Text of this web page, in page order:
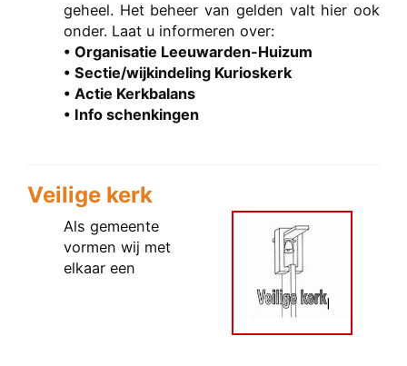
geheel. Het beheer van gelden valt hier ook
onder. Laat u informeren over:
• Organisatie Leeuwarden-Huizum
• Sectie/wijkindeling Kurioskerk
• Actie Kerkbalans
• Info schenkingen
Veilige kerk
Als gemeente
vormen wij met
elkaar een